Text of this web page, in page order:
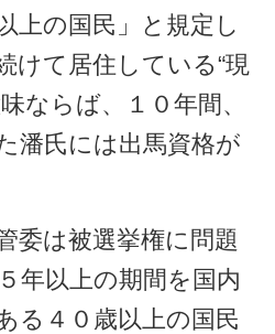
上の国民」と規定し
けて居住している“現
ならば、１０年間、
潘氏には出馬資格が
委は被選挙権に問題
年以上の期間を国内
る４０歳以上の国民